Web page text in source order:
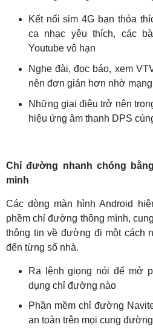
Kết nối sim 4G bạn thỏa
ca nhạc yêu thích, các
Youtube vô hạn
Nghe đài, đọc báo, xem
nên đơn giản hơn nhờ
Những giai điệu trở nên
hiệu ứng âm thanh DPS
Chỉ đường nhanh chóng
minh
Các dòng màn hình Android
phềm chỉ đường thông mình,
thông tin về đường đi một cách
đến từng số nhà.
Ra lệnh giọng nói để mở
dụng chỉ đường nào
Phần mềm chỉ đường
an toàn trên mọi cung đường